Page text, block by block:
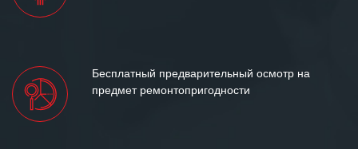
Бесплатный предварительный осмотр на
предмет ремонтопригодности